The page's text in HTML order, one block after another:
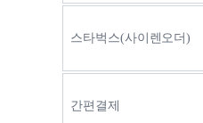
스타벅스(사이렌오더)
간편결제